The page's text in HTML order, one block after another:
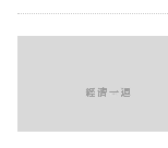
技
生